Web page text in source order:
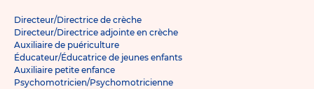
Directeur/Directrice de crèche
Directeur/Directrice adjointe en crèche
Auxiliaire de puériculture
Éducateur/Éducatrice de jeunes enfants
Auxiliaire petite enfance
Psychomotricien/Psychomotricienne